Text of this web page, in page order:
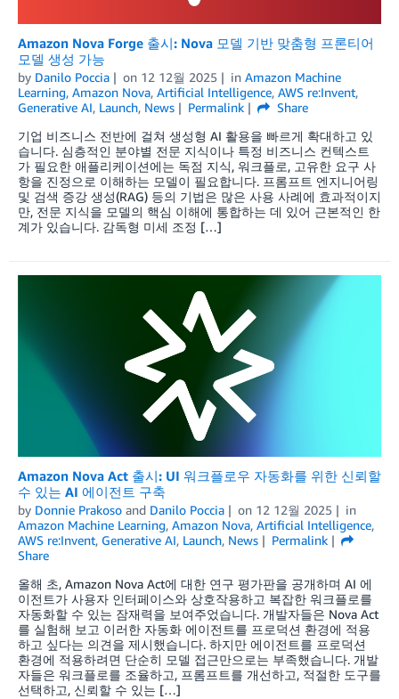
Amazon Nova Forge 출시: Nova 모델 기반 맞춤형 프론티어
모델 생성 가능
by Danilo Poccia on 12 12월 2025 in Amazon Machine
Learning, Amazon Nova, Artificial Intelligence, AWS re:Invent,
Generative AI, Launch, News Permalink
Share
기업 비즈니스 전반에 걸쳐 생성형 AI 활용을 빠르게 확대하고 있
습니다. 심층적인 분야별 전문 지식이나 특정 비즈니스 컨텍스트
가 필요한 애플리케이션에는 독점 지식, 워크플로, 고유한 요구 사
항을 진정으로 이해하는 모델이 필요합니다. 프롬프트 엔지니어링
및 검색 증강 생성(RAG) 등의 기법은 많은 사용 사례에 효과적이지
만, 전문 지식을 모델의 핵심 이해에 통합하는 데 있어 근본적인 한
계가 있습니다. 감독형 미세 조정 […]
Amazon Nova Act 출시: UI 워크플로우 자동화를 위한 신뢰할
수 있는 AI 에이전트 구축
by Donnie Prakoso and Danilo Poccia on 12 12월 2025
in
Amazon Machine Learning, Amazon Nova, Artificial Intelligence,
AWS re:Invent, Generative AI, Launch, News
Permalink
Share
올해 초, Amazon Nova Act에 대한 연구 평가판을 공개하며 AI 에
이전트가 사용자 인터페이스와 상호작용하고 복잡한 워크플로를
자동화할 수 있는 잠재력을 보여주었습니다. 개발자들은 Nova Act
를 실험해 보고 이러한 자동화 에이전트를 프로덕션 환경에 적용
하고 싶다는 의견을 제시했습니다. 하지만 에이전트를 프로덕션
환경에 적용하려면 단순히 모델 접근만으로는 부족했습니다. 개발
자들은 워크플로를 조율하고, 프롬프트를 개선하고, 적절한 도구를
선택하고, 신뢰할 수 있는 […]